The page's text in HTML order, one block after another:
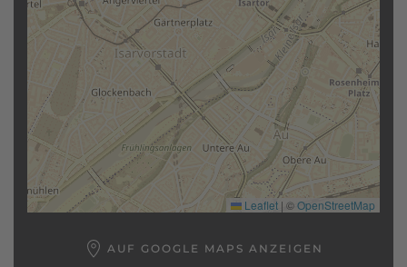
Leaflet | ©OpenStreetMap
AUF GOOGLE MAPS ANZEIGEN